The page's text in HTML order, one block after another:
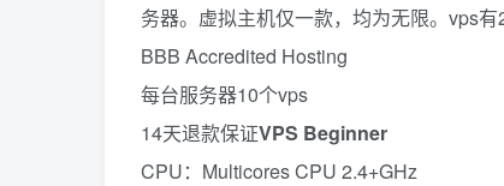
务器。虚拟主机仅一款，均为无限。vps
BBB Accredited Hosting
每台服务器10个vps
14天退款保证VPS Beginner
CPU：Multicores CPU 2.4+GHz